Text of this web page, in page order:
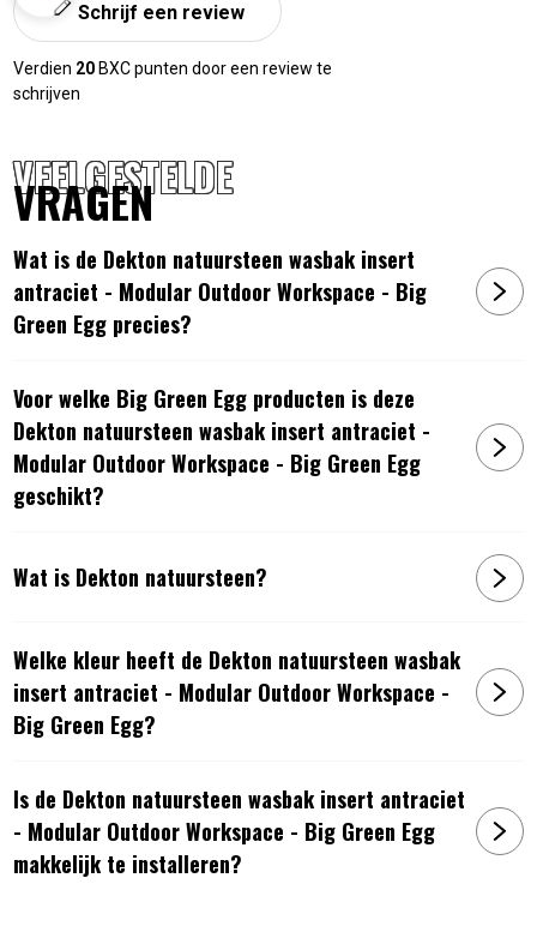
Schrijf een review
Verdien 20 BXC punten door een review te
schrijven
VEELGESTELDE
VRAGEN
Wat is de Dekton natuursteen wasbak insert
antraciet - Modular Outdoor Workspace - Big
Green Egg precies?
Voor welke Big Green Egg producten is deze
Dekton natuursteen wasbak insert antraciet -
Modular Outdoor Workspace - Big Green Egg
geschikt?
Wat is Dekton natuursteen?
Welke kleur heeft de Dekton natuursteen wasbak
insert antraciet - Modular Outdoor Workspace -
Big Green Egg?
Is de Dekton natuursteen wasbak insert antraciet
- Modular Outdoor Workspace - Big Green Egg
makkelijk te installeren?